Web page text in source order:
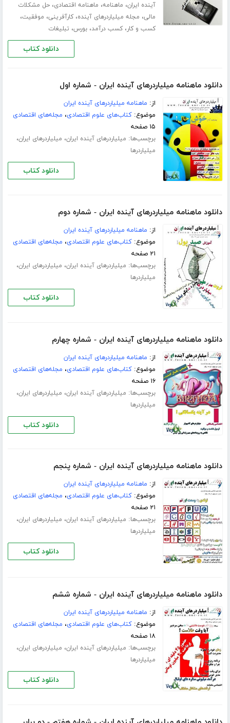
آینده ایران، ماهنامه، ماهنامه اقتصادی،حل مشکلات
مالی، مجله میلیاردرهای آینده،کارآفرینی، موفقیت،
کسب و کار،کسب درآمد،بورس، تبلیغات
دانلود کتاب
دانلود ماهنامه میلیاردرهای آینده ایران - شماره اول
از: ماهنامه میلیاردرهای آینده ایران
موضوع:کتاب‌های علوم اقتصادی، مجله‌های اقتصادی
۱۵ صفحه
برچسب‌ها: میلیاردرهای آینده ایران، میلیاردرهای ایران،
میلیاردرها
دانلود کتاب
دانلود ماهنامه میلیاردرهای آینده ایران - شماره دوم
از: ماهنامه میلیاردرهای آینده ایران
موضوع:کتاب‌های علوم اقتصادی، مجله‌های اقتصادی
۲۱ صفحه
برچسب‌ها: میلیاردرهای آینده ایران، میلیاردرهای ایران،
میلیاردرها
دانلود کتاب
دانلود ماهنامه میلیاردرهای آینده ایران - شماره چهارم
از: ماهنامه میلیاردرهای آینده ایران
موضوع:کتاب‌های علوم اقتصادی، مجله‌های اقتصادی
۱۶ صفحه
برچسب‌ها: میلیاردرهای آینده ایران، میلیاردرهای ایران،
میلیاردرها
دانلود کتاب
دانلود ماهنامه میلیاردرهای آینده ایران - شماره پنجم
از: ماهنامه میلیاردرهای آینده ایران
موضوع:کتاب‌های علوم اقتصادی، مجله‌های اقتصادی
۲۱ صفحه
برچسب‌ها: میلیاردرهای آینده ایران، میلیاردرهای ایران،
میلیاردرها
دانلود کتاب
دانلود ماهنامه میلیاردرهای آینده ایران - شماره ششم
از: ماهنامه میلیاردرهای آینده ایران
موضوع:کتاب‌های علوم اقتصادی، مجله‌های اقتصادی
۱۸ صفحه
برچسب‌ها: میلیاردرهای آینده ایران، میلیاردرهای ایران،
میلیاردرها
دانلود کتاب